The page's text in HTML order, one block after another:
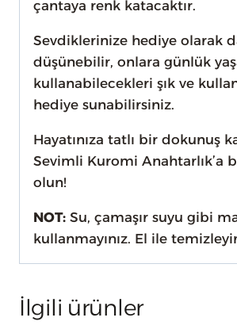
çantaya renk katacaktır.
Sevdiklerinize hediye olarak
düşünebilir, onlara günlük
kullanabilecekleri şık ve
hediye sunabilirsiniz.
Hayatınıza tatlı bir dokunuş
Sevimli Kuromi Anahtarlık’a
olun!
NOT: Su, çamaşır suyu gibi
kullanmayınız. El ile
İlgili ürünler